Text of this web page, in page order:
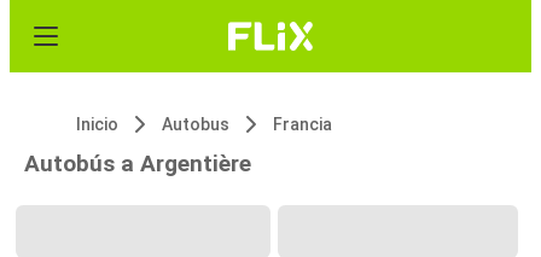
Inicio Autobus Francia
Autobús a Argentière